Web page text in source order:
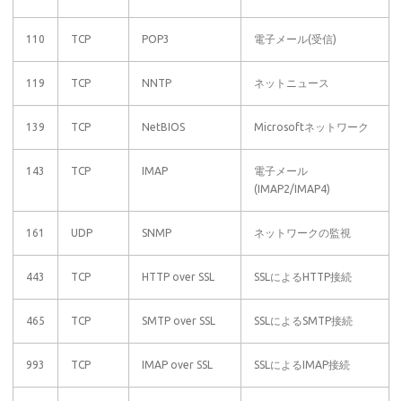
110 TCP POP3 電子メール(受信)
119 TCP NNTP ネットニュース
139 TCP NetBIOS Microsoftネットワーク
143 TCP IMAP
電子メール
(IMAP2/IMAP4)
161 UDP SNMP ネットワークの監視
443 TCP HTTP over SSL SSLによるHTTP接続
465 TCP SMTP over SSL SSLによるSMTP接続
993 TCP IMAP over SSL SSLによるIMAP接続